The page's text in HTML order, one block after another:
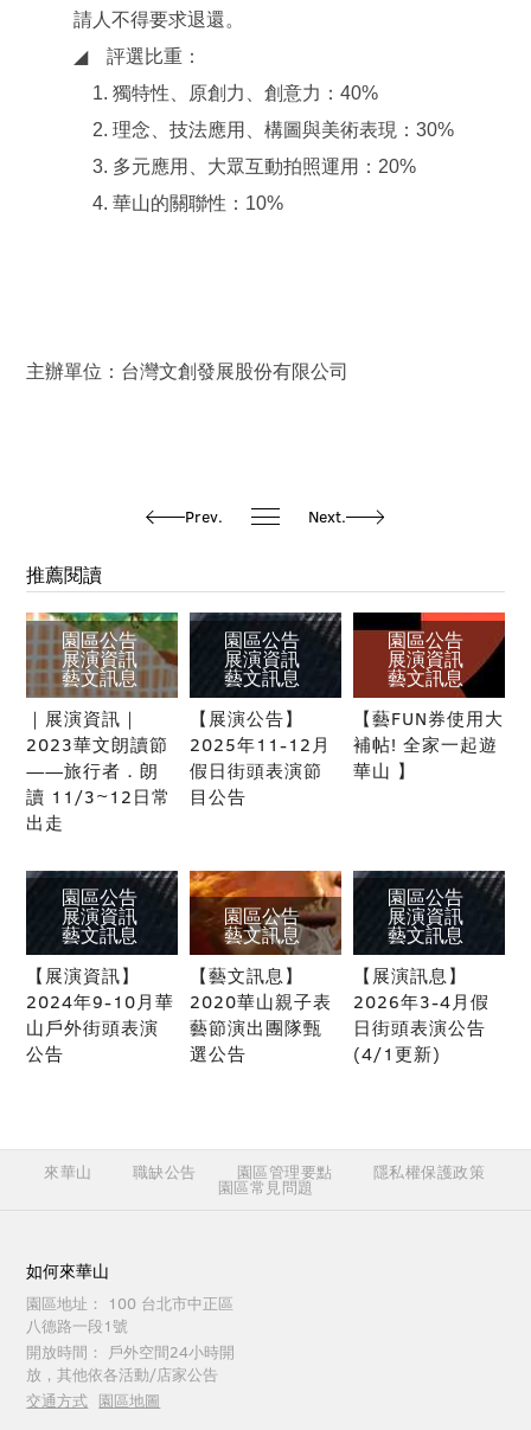
請人不得要求退還。
◢評選比重：
1.獨特性、原創力、創意力：40%
2. 理念、技法應用、構圖與美術表現：30%
3. 多元應用、大眾互動拍照運用：20%
4. 華山的關聯性：10%
主辦單位：台灣文創發展股份有限公司
Prev. Next.
推薦閱讀
園區公告
展演資訊
藝文訊息
｜展演資訊｜
2023華文朗讀節
——旅行者．朗
讀 11/3~12日常
出走
園區公告
展演資訊
藝文訊息
【展演公告】
2025年11-12月
假日街頭表演節
目公告
園區公告
展演資訊
藝文訊息
【藝FUN券使用大
補帖! 全家一起遊
華山 】
園區公告
展演資訊
藝文訊息
【展演資訊】
2024年9-10月華
山戶外街頭表演
公告
園區公告
藝文訊息
【藝文訊息】
2020華山親子表
藝節演出團隊甄
選公告
園區公告
展演資訊
藝文訊息
【展演訊息】
2026年3-4月假
日街頭表演公告
(4/1更新)
來華山 職缺公告 園區管理要點 隱私權保護政策
園區常見問題
如何來華山
園區地址：
100 台北市中正區
八德路一段1號
開放時間：
戶外空間24小時開
放，其他依各活動/店家公告
交通方式 園區地圖